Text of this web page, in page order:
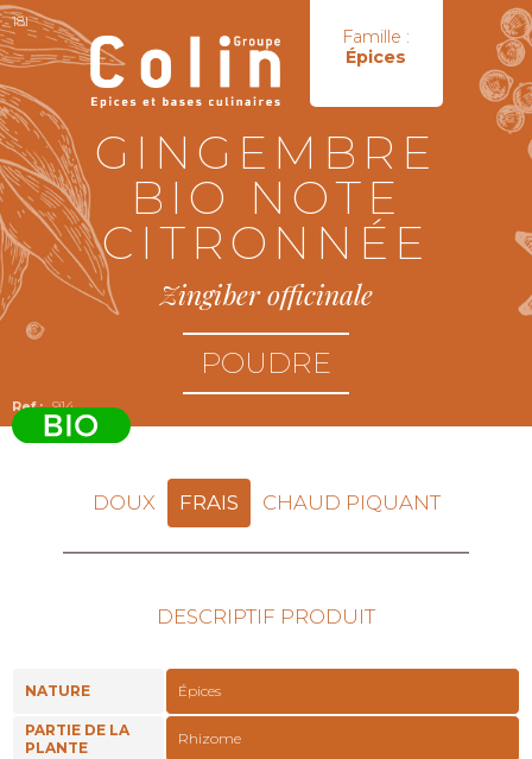
Famille :
Épices
18I
914
GINGEMBRE
BIO NOTE
CITRONNÉE
Zingiber officinale
POUDRE
DOUX FRAIS CHAUD PIQUANT
DESCRIPTIF PRODUIT
NATURE Épices
PARTIE DE LA
PLANTE
Rhizome